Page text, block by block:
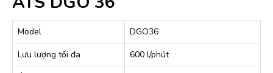
Model
DGO36
Lưu lượng tối đa
600 l/phút